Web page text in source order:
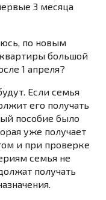
3 месяца
по новым
большой
1 апреля?
Если семья
его получать
пособие было
уже получает
и при проверке
семья не
получать